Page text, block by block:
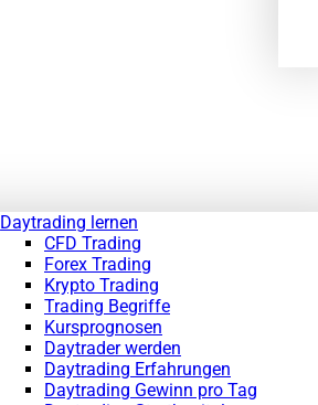
Daytrading lernen
CFD Trading
Forex Trading
Krypto Trading
Trading Begriffe
Kursprognosen
Daytrader werden
Daytrading Erfahrungen
Daytrading Gewinn pro Tag